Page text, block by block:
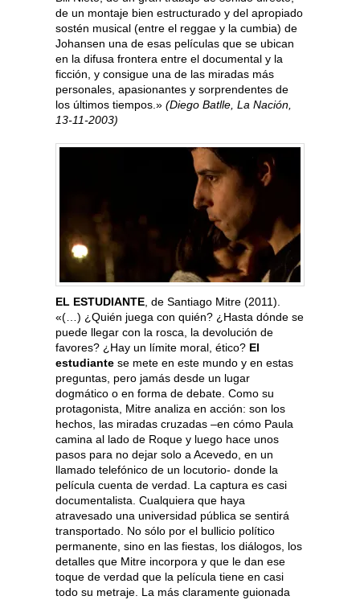
de un montaje bien estructurado y del apropiado
sostén musical (entre el reggae y la cumbia) de
Johansen una de esas películas que se ubican
en la difusa frontera entre el documental y la
ficción, y consigue una de las miradas más
personales, apasionantes y sorprendentes de
los últimos tiempos.» (Diego Batlle, La Nación,
13-11-2003)
EL ESTUDIANTE, de Santiago Mitre (2011).
«(…) ¿Quién juega con quién? ¿Hasta dónde se
puede llegar con la rosca, la devolución de
favores? ¿Hay un límite moral, ético? El
estudiante se mete en este mundo y en estas
preguntas, pero jamás desde un lugar
dogmático o en forma de debate. Como su
protagonista, Mitre analiza en acción: son los
hechos, las miradas cruzadas –en cómo Paula
camina al lado de Roque y luego hace unos
pasos para no dejar solo a Acevedo, en un
llamado telefónico de un locutorio- donde la
película cuenta de verdad. La captura es casi
documentalista. Cualquiera que haya
atravesado una universidad pública se sentirá
transportado. No sólo por el bullicio político
permanente, sino en las fiestas, los diálogos, los
detalles que Mitre incorpora y que le dan ese
toque de verdad que la película tiene en casi
todo su metraje. La más claramente guionada